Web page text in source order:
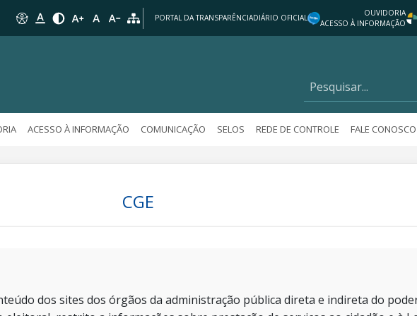
PORTAL DA TRANSPARÊNCIADIÁRIO OFICIAL
OUVIDORIA
ACESSO À INFORMAÇÃO
ACESSO À INFORMAÇÃO COMUNICAÇÃO SELOS REDE DE CONTROLE FALE CONOSCO
CGE
dos sites dos órgãos da administração pública direta e indireta do